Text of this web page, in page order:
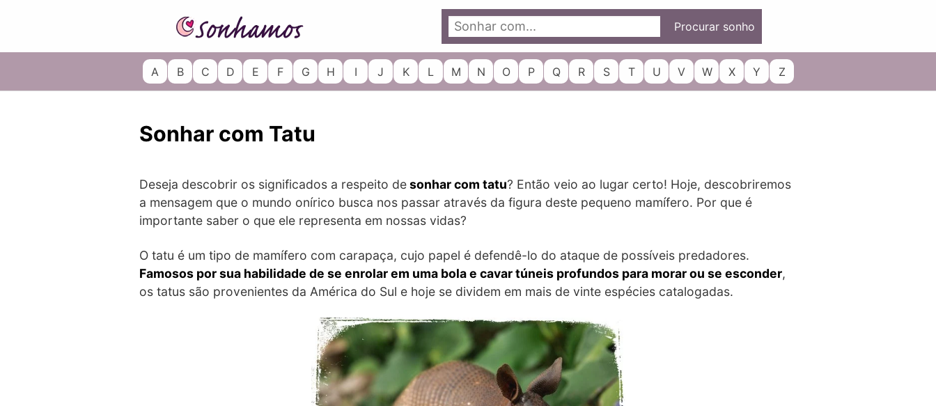
Procurar sonho
A B C D E F G H I J K L M N O P Q R S T U V W X Y Z
Sonhar com Tatu
Deseja descobrir os significados a respeito desonhar com tatu? Então veio ao lugar certo! Hoje, descobriremos
a mensagem que o mundo onírico busca nos passar através da figura deste pequeno mamífero. Por que é
importante saber o que ele representa em nossas vidas?
O tatu é um tipo de mamífero com carapaça, cujo papel é defendê-lo do ataque de possíveis predadores.
Famosos por sua habilidade de se enrolar em uma bola e cavar túneis profundos para morar ou se esconder,
os tatus são provenientes da América do Sul e hoje se dividem em mais de vinte espécies catalogadas.